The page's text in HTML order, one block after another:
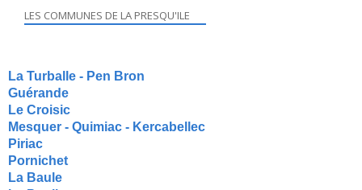
LES COMMUNES DE LA PRESQU'ILE
La Turballe - Pen Bron
Guérande
Le Croisic
Mesquer - Quimiac - Kercabellec
Piriac
Pornichet
La Baule